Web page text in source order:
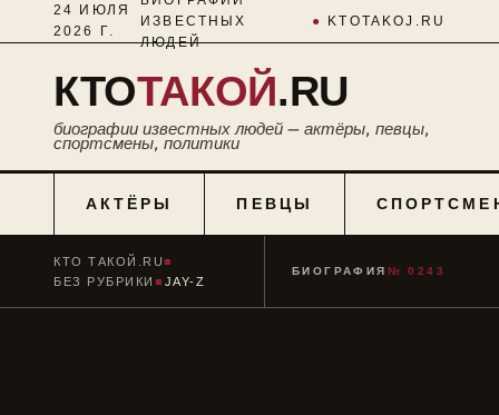
24 ИЮЛЯ
2026 Г.
ИЗВЕСТНЫХ
ЛЮДЕЙ
● KTOTAKOJ.RU
КТОТАКОЙ.RU
биографии известных людей — актёры, певцы,
спортсмены, политики
АКТЁРЫ ПЕВЦЫ
КТО ТАКОЙ.RU■
БЕЗ РУБРИКИ ■ JAY-Z
БИОГРАФИЯ № 0243